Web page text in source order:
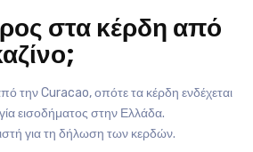
στα κέρδη από
την Curacao, οπότε τα κέρδη ενδέχεται
εισοδήματος στην Ελλάδα.
για τη δήλωση των κερδών.